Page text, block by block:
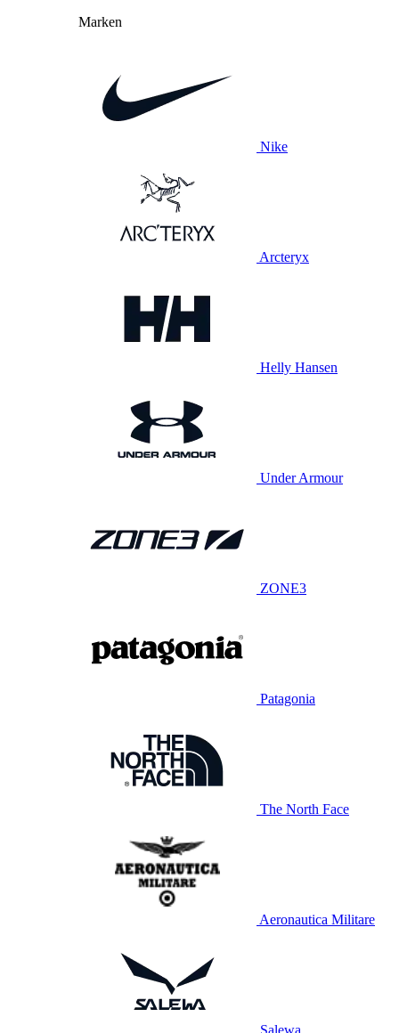
Marken
Nike
Arcteryx
Helly Hansen
Under Armour
ZONE3
Patagonia
The North Face
Aeronautica Militare
Salewa